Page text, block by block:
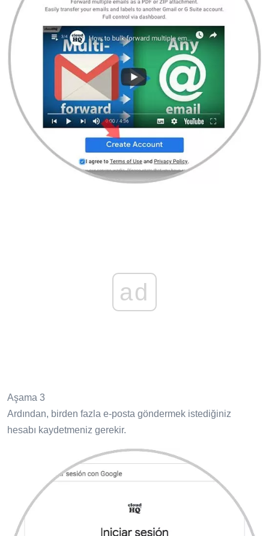
ad
Aşama 3
Ardından, birden fazla e-posta göndermek istediğiniz
hesabı kaydetmeniz gerekir.